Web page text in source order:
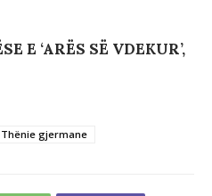
E ‘ARËS SË VDEKUR’,
Thënie gjermane